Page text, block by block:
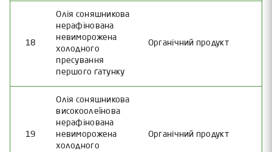
18
Олія соняшникова
нерафінована
невиморожена
холодного
пресування
першого ґатунку
Органічний продукт
19
Олія соняшникова
високоолеїнова
нерафінована
невиморожена
холодного
Органічний продукт